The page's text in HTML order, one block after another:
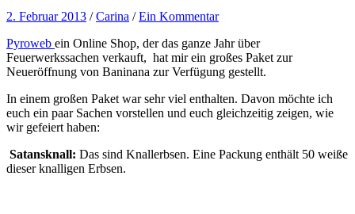
2. Februar 2013 /Carina /Ein Kommentar
Pyroweb ein Online Shop, der das ganze Jahr über
Feuerwerkssachen verkauft, hat mir ein großes Paket zur
Neueröffnung von Baninana zur Verfügung gestellt.
In einem großen Paket war sehr viel enthalten. Davon möchte ich
euch ein paar Sachen vorstellen und euch gleichzeitig zeigen, wie
wir gefeiert haben:
Satansknall: Das sind Knallerbsen. Eine Packung enthält 50 weiße
dieser knalligen Erbsen.